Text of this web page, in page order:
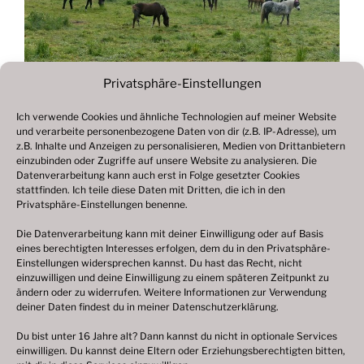
Privatsphäre-Einstellungen
Ich verwende Cookies und ähnliche Technologien auf meiner Website
und verarbeite personenbezogene Daten von dir (z.B. IP-Adresse), um
z.B. Inhalte und Anzeigen zu personalisieren, Medien von Drittanbietern
einzubinden oder Zugriffe auf unsere Website zu analysieren. Die
Datenverarbeitung kann auch erst in Folge gesetzter Cookies
stattfinden. Ich teile diese Daten mit Dritten, die ich in den
Privatsphäre-Einstellungen benenne.
Die Datenverarbeitung kann mit deiner Einwilligung oder auf Basis
eines berechtigten Interesses erfolgen, dem du in den Privatsphäre-
Einstellungen widersprechen kannst. Du hast das Recht, nicht
einzuwilligen und deine Einwilligung zu einem späteren Zeitpunkt zu
ändern oder zu widerrufen. Weitere Informationen zur Verwendung
deiner Daten findest du in meiner Datenschutzerklärung.
Du bist unter 16 Jahre alt? Dann kannst du nicht in optionale Services
einwilligen. Du kannst deine Eltern oder Erziehungsberechtigten bitten,
Beitragsnavigation
Vorheriger
Beitrag
Fotogalerie 2021
© 2003 – 2025 nilsbenthien.de,Datenschutzerklärung
|Cookie-Richtlinie EU|Impressum